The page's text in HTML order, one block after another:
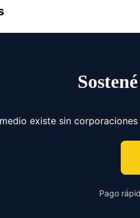
existe sin
Pago